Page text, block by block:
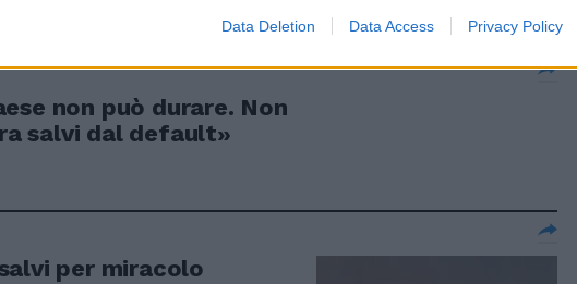
Data Deletion Data Access Privacy Policy
non può durare. Non
salvi dal default»
per miracolo